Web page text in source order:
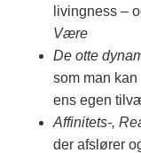
livingness –
Være
De otte
som man
ens egen
Affinitets-,
der afslører